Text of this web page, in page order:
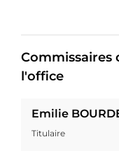
Commissaires
l'office
Emilie
Titulaire